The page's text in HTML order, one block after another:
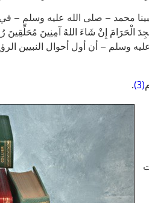
محمد – صلى الله عليه وسلم –
وسلم – أن أول أحوال النبيين
(3)
.